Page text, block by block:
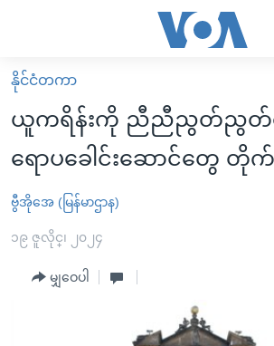
လွယ်ကူ
စေ
Link
များ
ပင်မ
မူလစာမျက်နှာ
မြန်မာ
ကမ္ဘာ့သတင်းများ
နိုင်ငံတကာ
အစ္စရေး-ပါလက်စတိုင်း
ဗွီဒီယို
အင်္ဂလိပ်စာလေ့လာမယ်
နိုင်ငံတကာ
ယူကရိန်းကို ညီညီညွတ်ညွတ်
ရောပခေါင်းဆောင်တွေ တို
ဗွီအိုအေ (မြန်မာဌာန)
၁၉ ဇူလိုင္၊ ၂၀၂၄
မျှဝေပါ